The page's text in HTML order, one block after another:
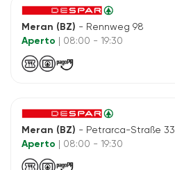
Meran (BZ) - Rennweg 98
Aperto
| 08:00 - 19:30
Meran (BZ) - Petrarca-Straße 33
Aperto
| 08:00 - 19:30